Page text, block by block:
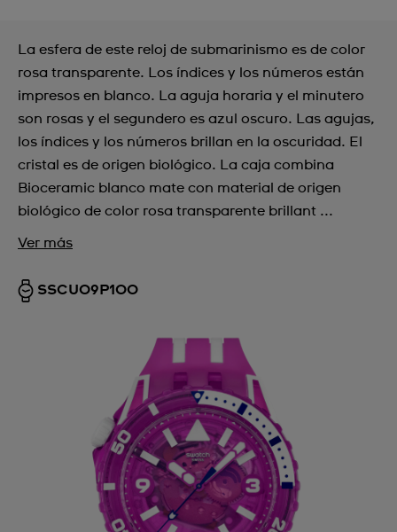
La esfera de este reloj de submarinismo es de color
rosa transparente. Los índices y los números están
impresos en blanco. La aguja horaria y el minutero
son rosas y el segundero es azul oscuro. Las agujas,
los índices y los números brillan en la oscuridad. El
cristal es de origen biológico. La caja combina
Bioceramic blanco mate con material de origen
biológico de color rosa transparente brillant ...
Ver más
SSCU09P100